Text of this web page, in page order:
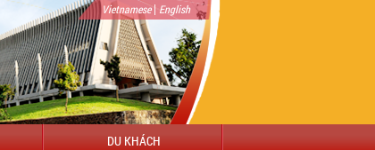
Vietnamese| English
DU KHÁCH